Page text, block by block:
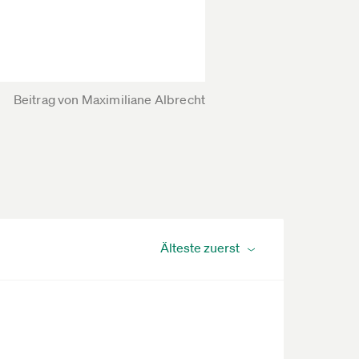
Beitrag von Maximiliane Albrecht